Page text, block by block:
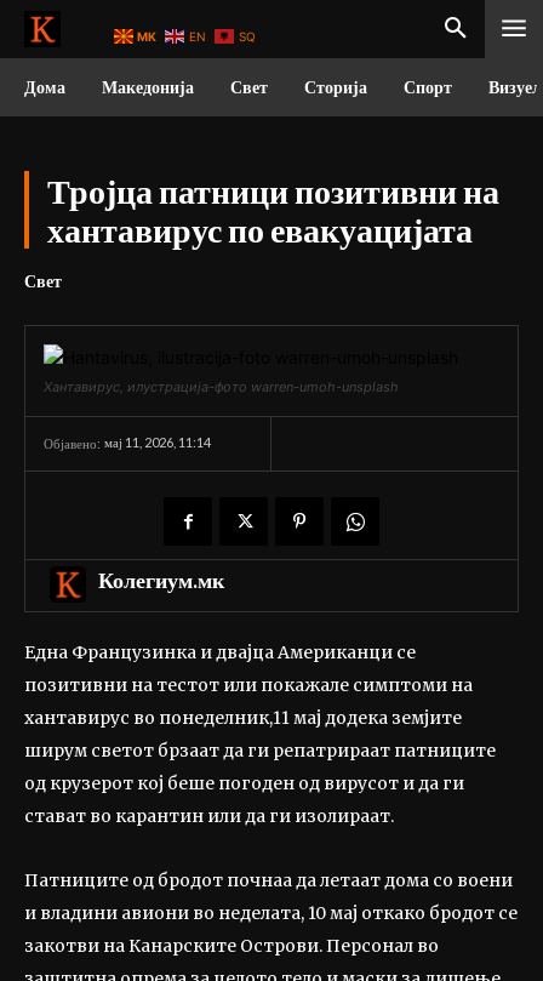
Дома Македонија Свет Сторија Спорт
Тројца патници позитивни на
хантавирус по евакуацијата
Свет
Хантавирус, илустрација-фото warren-umoh-unsplash
Објавено: мај 11, 2026, 11:14
Колегиум.мк
Една Французинка и двајца Американци се
позитивни на тестот или покажале симптоми на
хантавирус во понеделник,11 мај додека земјите
ширум светот брзаат да ги репатрираат патниците
од крузерот кој беше погоден од вирусот и да ги
стават во карантин или да ги изолираат.
Патниците од бродот почнаа да летаат дома со воени
и владини авиони во неделата, 10 мај откако бродот се
закотви на Канарските Острови. Персонал во
MK EN SQ